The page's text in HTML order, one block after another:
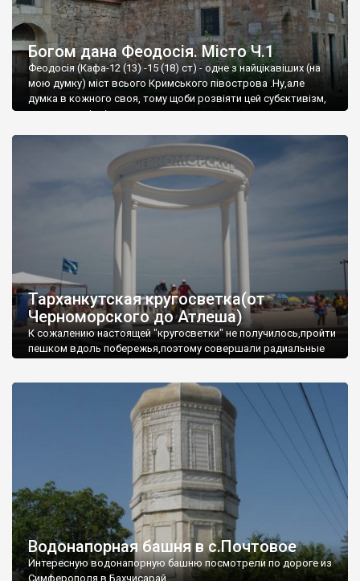
Богом дана Феодосія. Місто Ч.1
Феодосія (Кафа-12 (13) -15 (18) ст) - одне з найцікавіших (на
мою думку) міст всього Кримського півострова .Ну,але
думка в кожного своя, тому щоби розвіяти цей субєктивізм,
запрошую відвідати це
Тарханкутская кругосветка(от
Черноморского до Атлеша)
К сожалению настоящей "кругосветки" не получилось,пройти
пешком вдоль побережья,поэтому совершали радиальные
Водонапорная башня в с.Почтовое
Интересную водонапорную башню посмотрели по дороге из
Симферополя в Бахчисарай.